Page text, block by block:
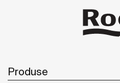
Produse